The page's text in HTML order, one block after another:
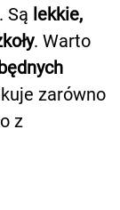
Są lekkie,
. Warto
zarówno
z